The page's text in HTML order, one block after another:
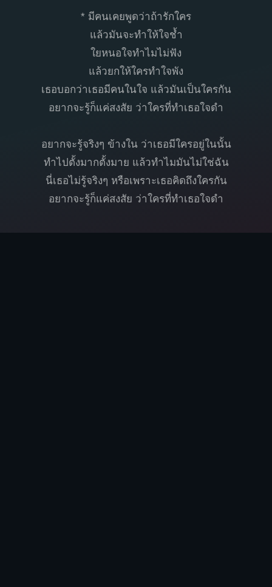
* มีคนเคยพูดว่าถ้ารักใคร
แล้วมันจะทำให้ใจช้ำ
ใยหนอใจทำไมไม่ฟัง
แล้วยกให้ใครทำใจพัง
เธอบอกว่าเธอมีคนในใจ แล้วมันเป็นใครกัน
อยากจะรู้ก็แค่สงสัย ว่าใครที่ทำเธอใจดำ
อยากจะรู้จริงๆ ข้างใน ว่าเธอมีใครอยู่ในนั้น
ทำไปตั้งมากตั้งมาย แล้วทำไมมันไม่ใช่ฉัน
นี่เธอไม่รู้จริงๆ หรือเพราะเธอคิดถึงใครกัน
อยากจะรู้ก็แค่สงสัย ว่าใครที่ทำเธอใจดำ